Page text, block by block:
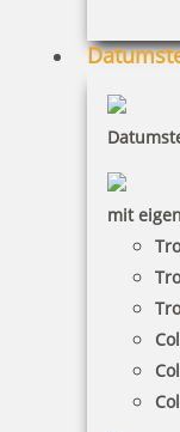
mit
Jetzt gestalten